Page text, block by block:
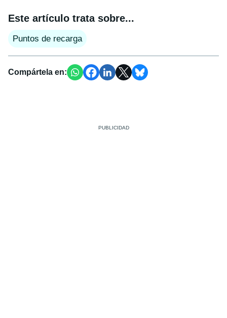
Este artículo trata sobre...
Puntos de recarga
Compártela en: